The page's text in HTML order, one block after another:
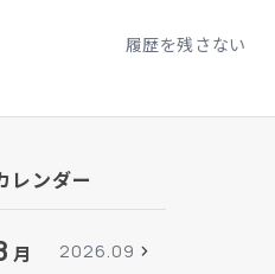
履歴を残さない
レンダー
月 2026.09